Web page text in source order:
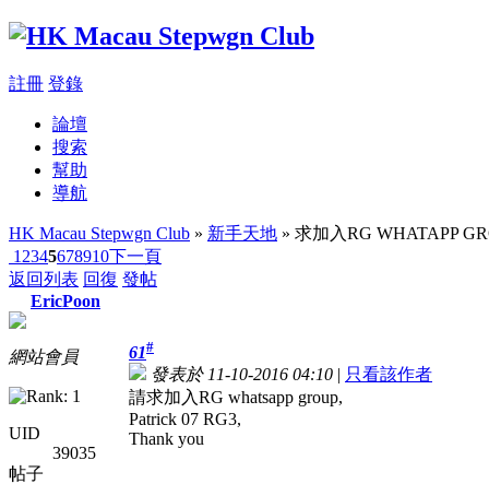
註冊 登錄
論壇
搜索
幫助
導航
HK Macau Stepwgn Club » 新手天地 » 求加入RG WHATAPP
1 2345678910下一頁
返回列表 回復 發帖
EricPoon
網站會員
UID
39035
帖子
61#
發表於 11-10-2016 04:10 | 只看該作者
請求加入RG whatsapp group,
Patrick 07 RG3,
Thank you